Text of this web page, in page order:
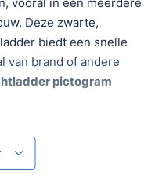
Deze zwarte,
biedt een snelle
van brand of andere
pictogram
van stevig staal en
kan deze ladder een